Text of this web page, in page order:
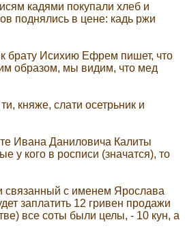
кадями покупали хлеб и
поднялись в цене: кадь ржи
брату Исихию Ефрем пишет, что
образом, мы видим, что мед
княже, слати осетрьник и
Ивана Даниловича Калиты
у кого в росписи (значатся), то
связанный с именем Ярослава
заплатить 12 гривен продажи
все соты были целы, - 10 кун, а